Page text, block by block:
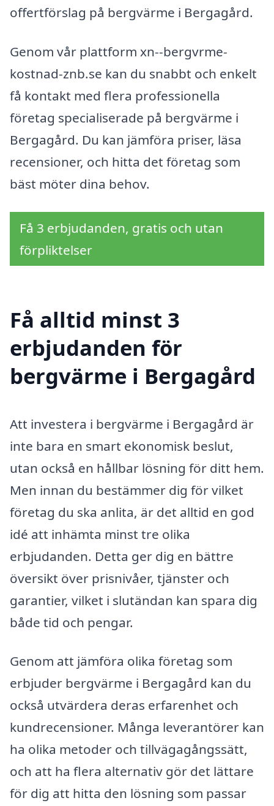
offertförslag på bergvärme i Bergagård.
Genom vår plattform xn--bergvrme-
kostnad-znb.se kan du snabbt och enkelt
få kontakt med flera professionella
företag specialiserade på bergvärme i
Bergagård. Du kan jämföra priser, läsa
recensioner, och hitta det företag som
bäst möter dina behov.
Få 3 erbjudanden, gratis och utan
förpliktelser
Få alltid minst 3
erbjudanden för
bergvärme i Bergagård
Att investera i bergvärme i Bergagård är
inte bara en smart ekonomisk beslut,
utan också en hållbar lösning för ditt hem.
Men innan du bestämmer dig för vilket
företag du ska anlita, är det alltid en god
idé att inhämta minst tre olika
erbjudanden. Detta ger dig en bättre
översikt över prisnivåer, tjänster och
garantier, vilket i slutändan kan spara dig
både tid och pengar.
Genom att jämföra olika företag som
erbjuder bergvärme i Bergagård kan du
också utvärdera deras erfarenhet och
kundrecensioner. Många leverantörer kan
ha olika metoder och tillvägagångssätt,
och att ha flera alternativ gör det lättare
för dig att hitta den lösning som passar